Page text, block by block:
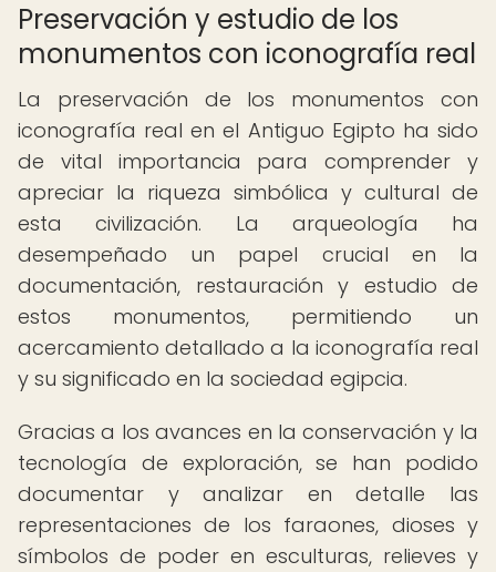
Preservación y estudio de los
monumentos con iconografía real
La preservación de los monumentos con
iconografía real en el Antiguo Egipto ha sido
de vital importancia para comprender y
apreciar la riqueza simbólica y cultural de
esta civilización. La arqueología ha
desempeñado un papel crucial en la
documentación, restauración y estudio de
estos monumentos, permitiendo un
acercamiento detallado a la iconografía real
y su significado en la sociedad egipcia.
Gracias a los avances en la conservación y la
tecnología de exploración, se han podido
documentar y analizar en detalle las
representaciones de los faraones, dioses y
símbolos de poder en esculturas, relieves y